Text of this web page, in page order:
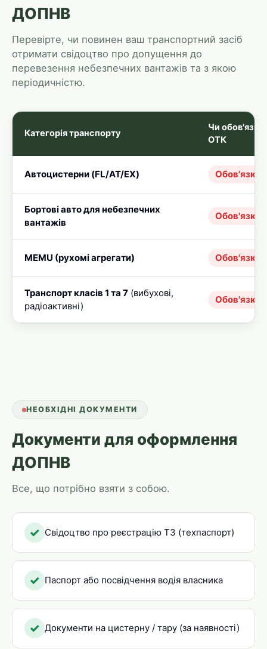
ДОПНВ
Перевірте, чи повинен ваш транспортний засіб
отримати свідоцтво про допущення до
перевезення небезпечних вантажів та з якою
періодичністю.
Категорія транспорту
Чи
ОТК
Автоцистерни (FL/AT/EX)
Бортові авто для небезпечних
вантажів
MEMU (рухомі агрегати)
Транспорт класів 1 та 7 (вибухові,
радіоактивні)
НЕОБХІДНІ ДОКУМЕНТИ
Документи для оформлення
ДОПНВ
Все, що потрібно взяти з собою.
✓ Свідоцтво про реєстрацію ТЗ (техпаспорт)
✓ Паспорт або посвідчення водія власника
✓ Документи на цистерну / тару (за наявності)